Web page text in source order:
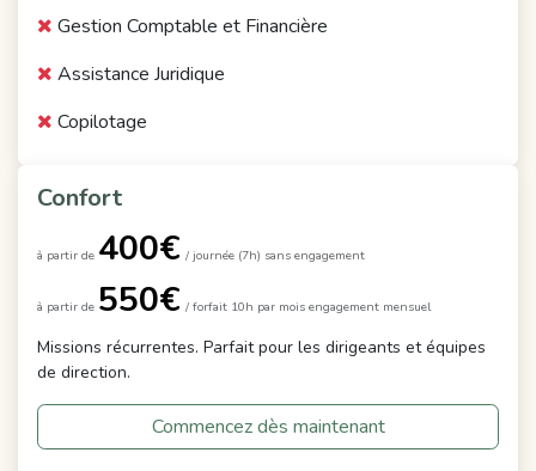
Gestion Comptable et Financière
Assistance Juridique
Copilotage
Confort
à partir de 400€ / journée (7h) sans engagement
à partir de 550€ / forfait 10h par mois engagement mensuel
Missions récurrentes. Parfait pour les dirigeants et équipes
de direction.
Commencez dès maintenant